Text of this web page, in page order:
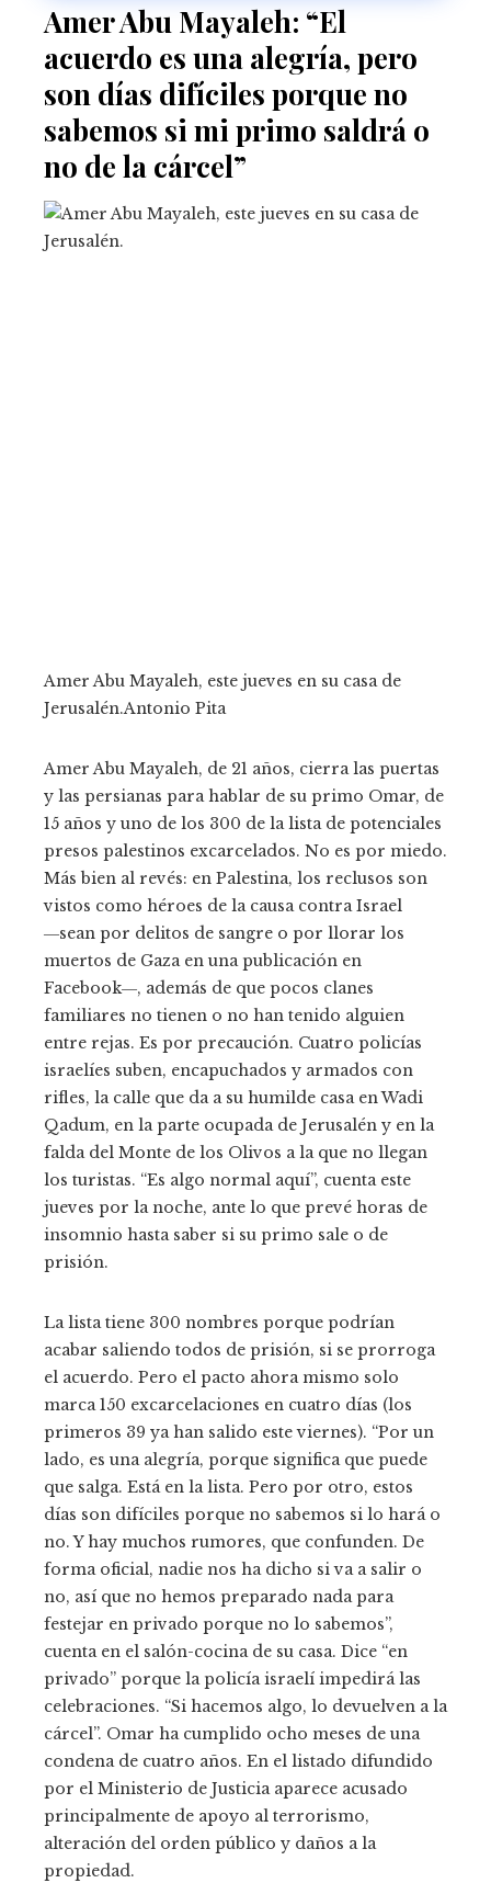
Amer Abu Mayaleh: “El
acuerdo es una alegría, pero
son días difíciles porque no
sabemos si mi primo saldrá o
no de la cárcel”
Amer Abu Mayaleh, este jueves en su casa de
Jerusalén.Antonio Pita
Amer Abu Mayaleh, de 21 años, cierra las puertas
y las persianas para hablar de su primo Omar, de
15 años y uno de los 300 de la lista de potenciales
presos palestinos excarcelados. No es por miedo.
Más bien al revés: en Palestina, los reclusos son
vistos como héroes de la causa contra Israel
―sean por delitos de sangre o por llorar los
muertos de Gaza en una publicación en
Facebook―, además de que pocos clanes
familiares no tienen o no han tenido alguien
entre rejas. Es por precaución. Cuatro policías
israelíes suben, encapuchados y armados con
rifles, la calle que da a su humilde casa en Wadi
Qadum, en la parte ocupada de Jerusalén y en la
falda del Monte de los Olivos a la que no llegan
los turistas. “Es algo normal aquí”, cuenta este
jueves por la noche, ante lo que prevé horas de
insomnio hasta saber si su primo sale o de
prisión.
La lista tiene 300 nombres porque podrían
acabar saliendo todos de prisión, si se prorroga
el acuerdo. Pero el pacto ahora mismo solo
marca 150 excarcelaciones en cuatro días (los
primeros 39 ya han salido este viernes). “Por un
lado, es una alegría, porque significa que puede
que salga. Está en la lista. Pero por otro, estos
días son difíciles porque no sabemos si lo hará o
no. Y hay muchos rumores, que confunden. De
forma oficial, nadie nos ha dicho si va a salir o
no, así que no hemos preparado nada para
festejar en privado porque no lo sabemos”,
cuenta en el salón-cocina de su casa. Dice “en
privado” porque la policía israelí impedirá las
celebraciones. “Si hacemos algo, lo devuelven a la
cárcel”. Omar ha cumplido ocho meses de una
condena de cuatro años. En el listado difundido
por el Ministerio de Justicia aparece acusado
principalmente de apoyo al terrorismo,
alteración del orden público y daños a la
propiedad.